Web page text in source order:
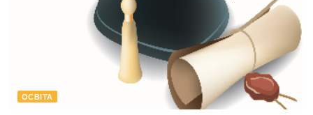
ОСВІТА